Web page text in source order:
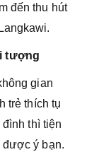
đến thu hút
tượng
gian
trẻ thích tụ
thì tiện
được ý bạn.